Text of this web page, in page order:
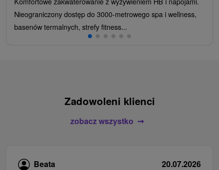
Nieograniczony dostęp do 3000-metrowego spa i wellness,
basenów termalnych, strefy fitness...
Zadowoleni klienci
zobacz wszystko
Beata 20.07.2026